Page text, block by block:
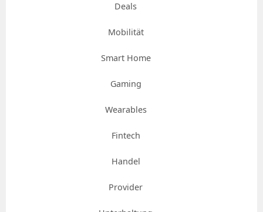
Deals
Mobilität
Smart Home
Gaming
Wearables
Fintech
Handel
Provider